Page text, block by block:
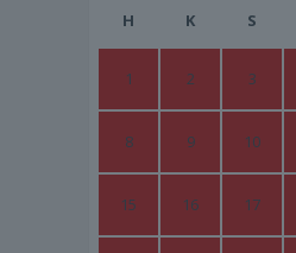
H K S
1 2 3
8 9 10
15 16 17